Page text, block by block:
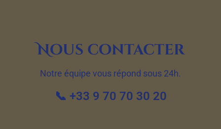
Nous contacter
Notre équipe vous répond sous 24h.
📞 +33 9 70 70 30 20